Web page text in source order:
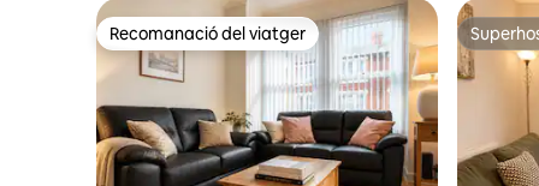
Recomanació del viatger
Recomanació del viatger